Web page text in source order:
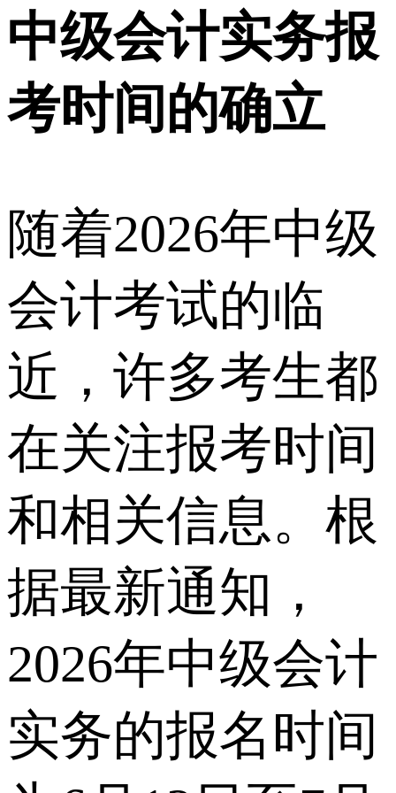
中级会计实务报
考时间的确立
随着2026年中级
会计考试的临
近，许多考生都
在关注报考时间
和相关信息。根
据最新通知，
2026年中级会计
实务的报名时间